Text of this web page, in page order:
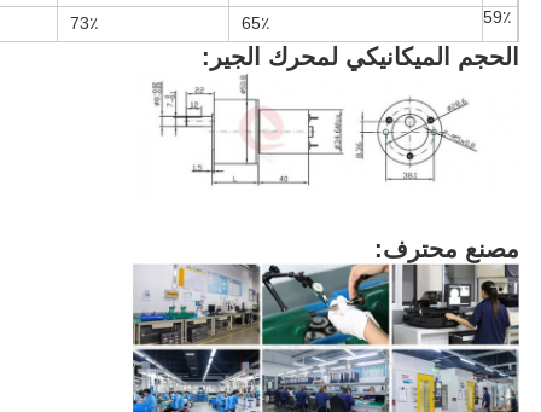
73٪ 65٪ 59٪
الحجم الميكانيكي لمحرك الجير:
مصنع محترف: